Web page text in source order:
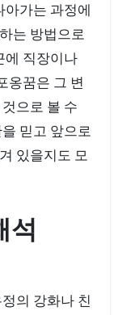
아가는 과정에
는 방법으로
에 직장이나
옹꿈은 그 변
으로 볼 수
믿고 앞으로
있을지도 모
석
의 강화나 친